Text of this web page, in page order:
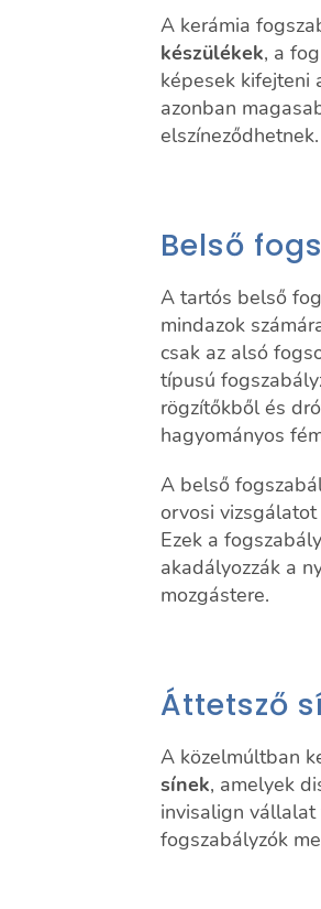
A kerámia
készülékek, a
képesek kifejteni
azonban
elszíneződhetnek.
Belső
A tartós belső
mindazok
csak az alsó
típusú
rögzítőkből és
hagyományos
A belső
orvosi
Ezek a
akadályozzák a
mozgástere.
Áttetsző
A közelmúltban
sínek, amelyek
invisalign vállalat
fogszabályzók